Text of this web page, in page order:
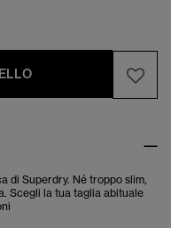
di Superdry. Né troppo slim,
Scegli la tua taglia abituale